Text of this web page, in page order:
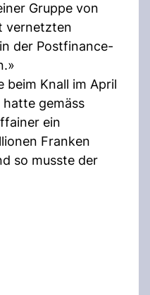
Gruppe von
vernetzten
der Postfinance-
beim Knall im April
hatte gemäss
ein
Franken
so musste der